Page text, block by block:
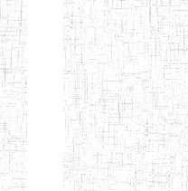
ENIEG DE
PITOA
ENIEG DE
TCHOLLIRE
ENIEG DE POLI